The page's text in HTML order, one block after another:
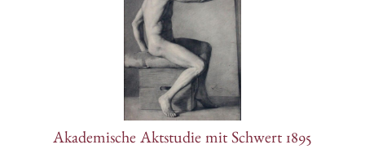
Akademische Aktstudie mit Schwert 1895